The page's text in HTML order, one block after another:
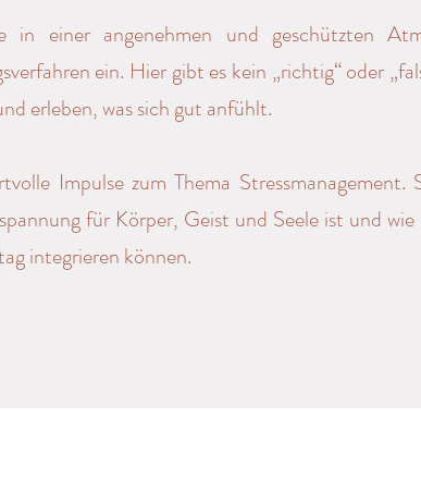
in einer angenehmen und geschützten
ein. Hier gibt es kein „richtig“ oder
erleben, was sich gut anfühlt.
Impulse zum Thema Stressmanagement.
für Körper, Geist und Seele ist und wie
integrieren können.